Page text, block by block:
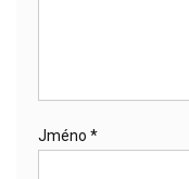
Jméno *